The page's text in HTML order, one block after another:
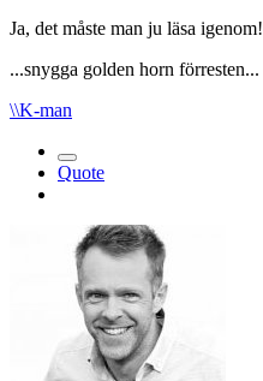
Ja, det måste man ju läsa igenom!
...snygga golden horn förresten...
\\K-man
Quote